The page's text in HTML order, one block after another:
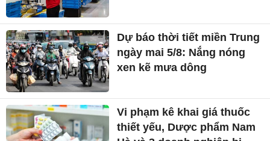
Dự báo thời tiết miền Trung
ngày mai 5/8: Nắng nóng
xen kẽ mưa dông
Vi phạm kê khai giá thuốc
thiết yếu, Dược phẩm Nam